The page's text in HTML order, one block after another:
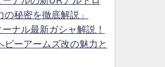
の秘密を徹底解説」
ーナル最新ガシャ解説！
ビーアームズ改の魅力と